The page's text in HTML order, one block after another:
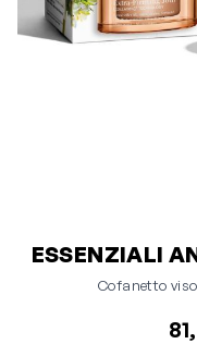
ESSENZIALI
Cofanetto